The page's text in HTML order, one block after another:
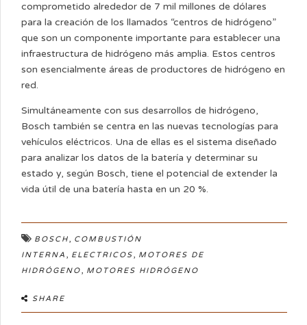
comprometido alrededor de 7 mil millones de dólares
para la creación de los llamados “centros de hidrógeno”
que son un componente importante para establecer una
infraestructura de hidrógeno más amplia. Estos centros
son esencialmente áreas de productores de hidrógeno en
red.
Simultáneamente con sus desarrollos de hidrógeno,
Bosch también se centra en las nuevas tecnologías para
vehículos eléctricos. Una de ellas es el sistema diseñado
para analizar los datos de la batería y determinar su
estado y, según Bosch, tiene el potencial de extender la
vida útil de una batería hasta en un 20 %.
BOSCH, COMBUSTIÓN
INTERNA , ELECTRICOS, MOTORES DE
HIDRÓGENO, MOTORES HIDRÓGENO
SHARE